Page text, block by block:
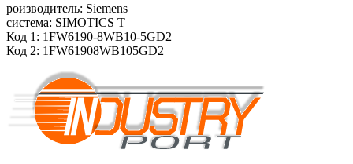
роизводитель: Siemens
система: SIMOTICS T
Код 1: 1FW6190-8WB10-5GD2
Код 2: 1FW61908WB105GD2